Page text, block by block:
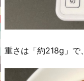
重さは「約218g」で、